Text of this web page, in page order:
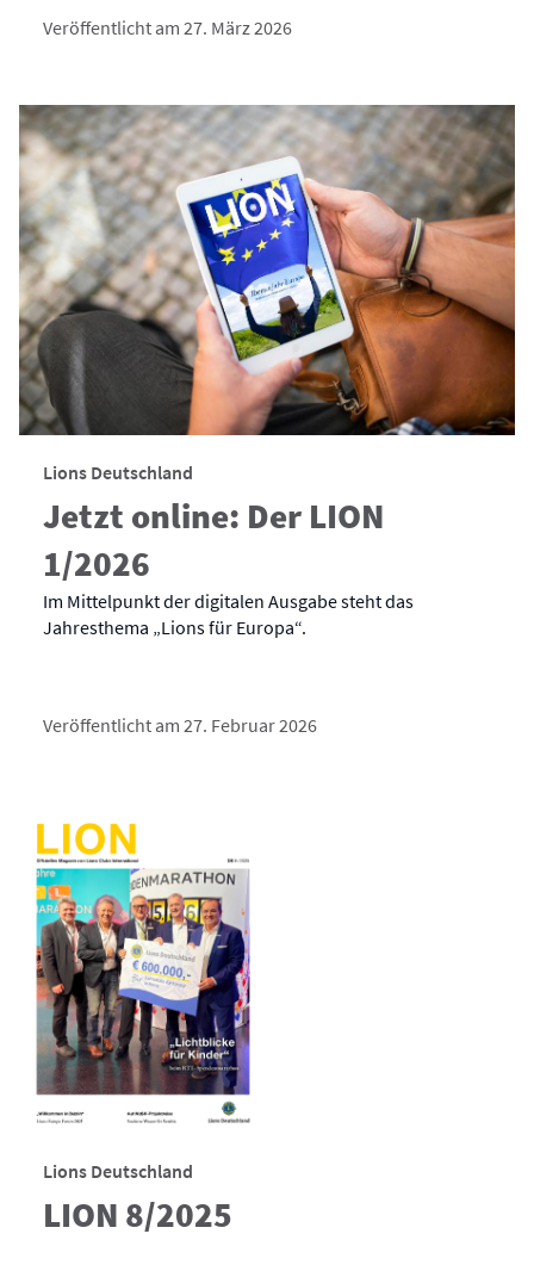
Veröffentlicht am 27. März 2026
Lions Deutschland
Jetzt online: Der LION
1/2026
Im Mittelpunkt der digitalen Ausgabe steht das
Jahresthema „Lions für Europa“.
Veröffentlicht am 27. Februar 2026
Lions Deutschland
LION 8/2025